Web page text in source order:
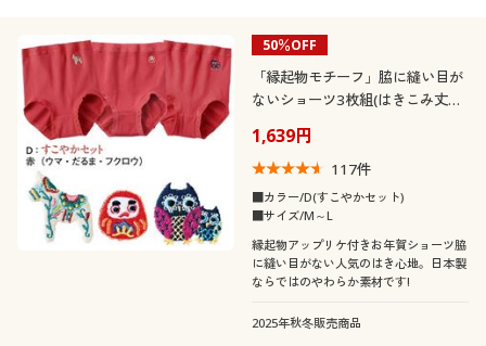
50％OFF
「縁起物モチーフ」脇に縫い目が
ないショーツ3枚組(はきこみ丈ス
1,639円
117件
■カラー/D(すこやかセット)
■サイズ/M～L
縁起物アップリケ付きお年賀ショーツ脇
に縫い目がない人気のはき心地。日本製
ならではのやわらか素材です!
2025年秋冬販売商品